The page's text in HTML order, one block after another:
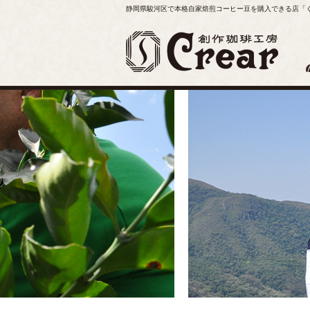
静岡県駿河区で本格自家焙煎コーヒー豆を購入できる店